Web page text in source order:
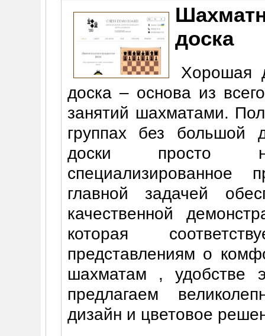
доска
Хорошая
доска – основа из
занятий шахматами.
группах без большой
доски просто
специализированное
главной задачей
качественной
которая
представлениям о
шахматам , удобстве
предлагаем
дизайн и цветовое